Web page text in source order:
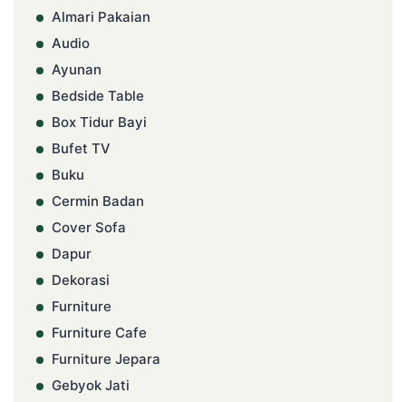
Almari Pakaian
Audio
Ayunan
Bedside Table
Box Tidur Bayi
Bufet TV
Buku
Cermin Badan
Cover Sofa
Dapur
Dekorasi
Furniture
Furniture Cafe
Furniture Jepara
Gebyok Jati